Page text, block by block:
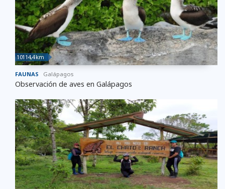
10114,4 km
FAUNAS Galápagos
Observación de aves en Galápagos